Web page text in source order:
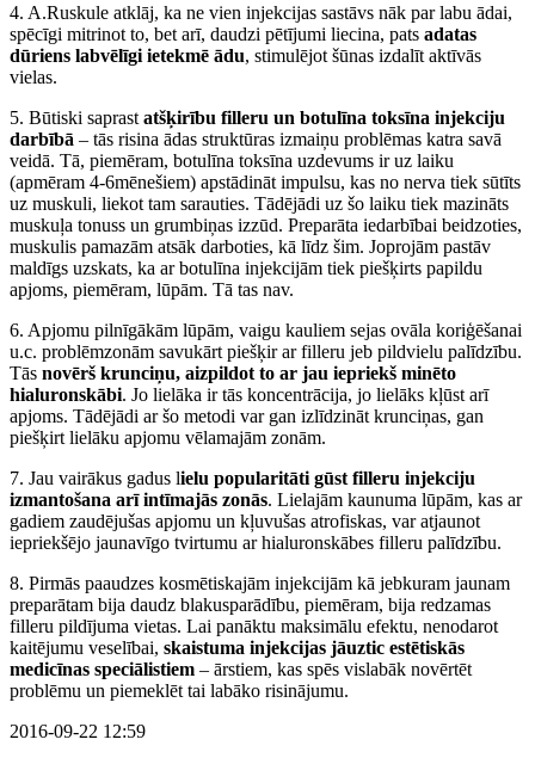
4. A.Ruskule atklāj, ka ne vien injekcijas sastāvs nāk par labu ādai,
spēcīgi mitrinot to, bet arī, daudzi pētījumi liecina, pats adatas
dūriens labvēlīgi ietekmē ādu, stimulējot šūnas izdalīt aktīvās
vielas.
5. Būtiski saprast atšķirību filleru un botulīna toksīna injekciju
darbībā – tās risina ādas struktūras izmaiņu problēmas katra savā
veidā. Tā, piemēram, botulīna toksīna uzdevums ir uz laiku
(apmēram 4-6mēnešiem) apstādināt impulsu, kas no nerva tiek sūtīts
uz muskuli, liekot tam sarauties. Tādējādi uz šo laiku tiek mazināts
muskuļa tonuss un grumbiņas izzūd. Preparāta iedarbībai beidzoties,
muskulis pamazām atsāk darboties, kā līdz šim. Joprojām pastāv
maldīgs uzskats, ka ar botulīna injekcijām tiek piešķirts papildu
apjoms, piemēram, lūpām. Tā tas nav.
6. Apjomu pilnīgākām lūpām, vaigu kauliem sejas ovāla koriģēšanai
u.c. problēmzonām savukārt piešķir ar filleru jeb pildvielu palīdzību.
Tās novērš krunciņu, aizpildot to ar jau iepriekš minēto
hialuronskābi. Jo lielāka ir tās koncentrācija, jo lielāks kļūst arī
apjoms. Tādējādi ar šo metodi var gan izlīdzināt krunciņas, gan
piešķirt lielāku apjomu vēlamajām zonām.
7. Jau vairākus gadus lielu popularitāti gūst filleru injekciju
izmantošana arī intīmajās zonās. Lielajām kaunuma lūpām, kas ar
gadiem zaudējušas apjomu un kļuvušas atrofiskas, var atjaunot
iepriekšējo jaunavīgo tvirtumu ar hialuronskābes filleru palīdzību.
8. Pirmās paaudzes kosmētiskajām injekcijām kā jebkuram jaunam
preparātam bija daudz blakusparādību, piemēram, bija redzamas
filleru pildījuma vietas. Lai panāktu maksimālu efektu, nenodarot
kaitējumu veselībai, skaistuma injekcijas jāuztic estētiskās
medicīnas speciālistiem – ārstiem, kas spēs vislabāk novērtēt
problēmu un piemeklēt tai labāko risinājumu.
2016-09-22 12:59